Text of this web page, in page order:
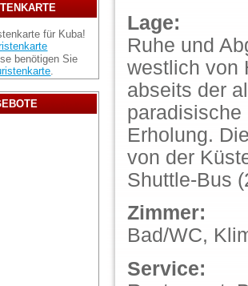
für Kuba!
benötigen Sie
.
Lage:
Ruhe und
westlich von
abseits der
paradisische
Erholung.
von der
Shuttle-Bus
Zimmer:
Bad/WC,
Service: